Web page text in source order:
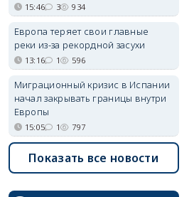
15:46 3 934
Европа теряет свои главные
реки из-за рекордной засухи
13:16 1 596
Миграционный кризис в Испании
начал закрывать границы внутри
Европы
15:05 1 797
Показать все новости